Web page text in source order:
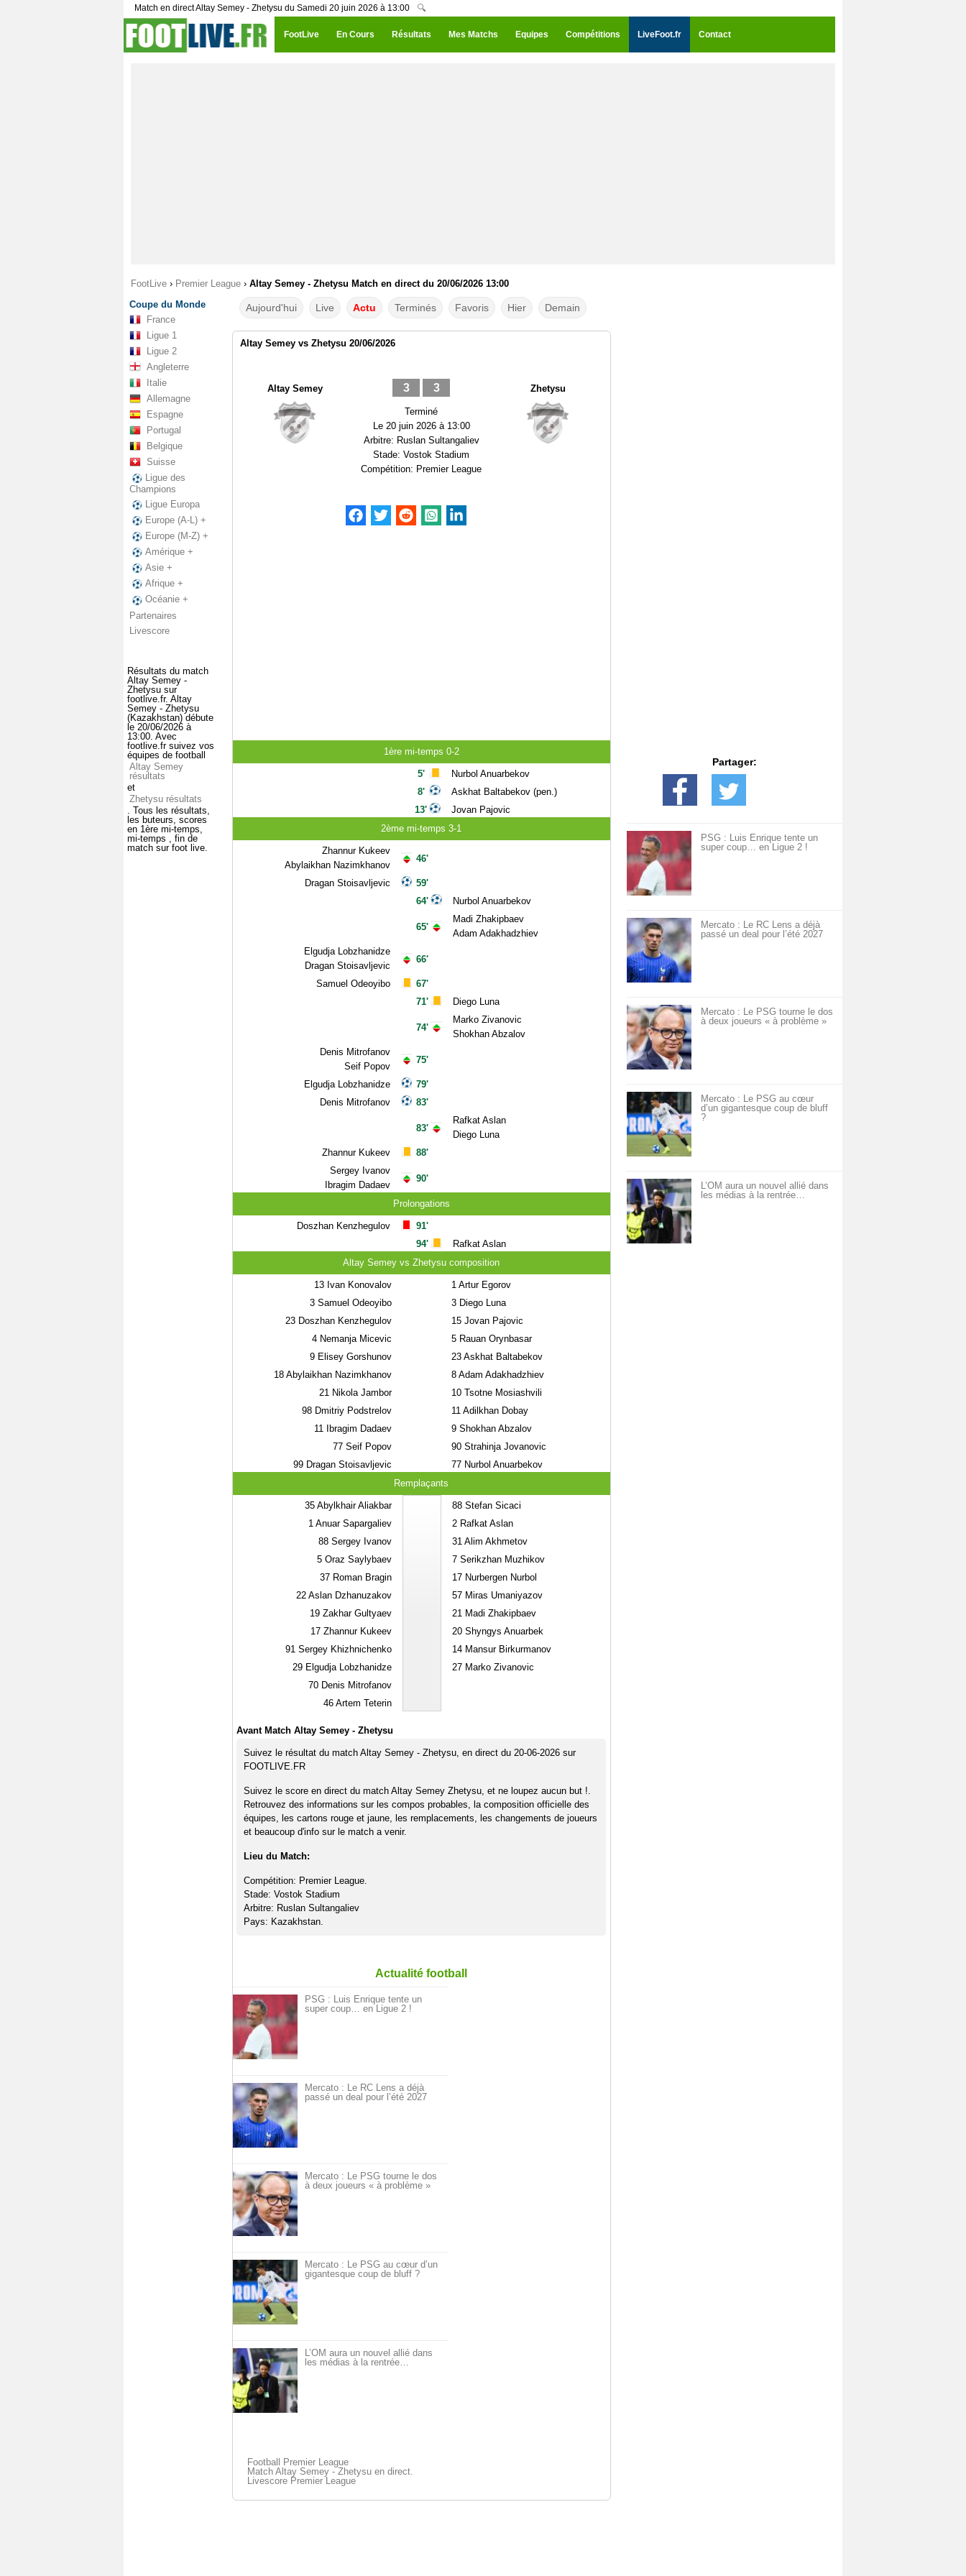
Match en direct Altay Semey - Zhetysu du Samedi 20 juin 2026 à 13:00 🔍
FootLive En Cours Résultats Mes Matchs Equipes Compétitions LiveFoot.fr Contact
FootLive › Premier League › Altay Semey - Zhetysu Match en direct du 20/06/2026 13:00
Coupe du Monde
France
Ligue 1
Ligue 2
Angleterre
Italie
Allemagne
Espagne
Portugal
Belgique
Suisse
Ligue des
Champions
Ligue Europa
Europe (A-L) +
Europe (M-Z) +
Amérique +
Asie +
Afrique +
Océanie +
Partenaires
Livescore
Résultats du match
Altay Semey -
Zhetysu sur
footlive.fr. Altay
Semey - Zhetysu
(Kazakhstan) débute
le 20/06/2026 à
13:00. Avec
footlive.fr suivez vos
équipes de football
Altay Semey
résultats
et
Zhetysu résultats
. Tous les résultats,
les buteurs, scores
en 1ère mi-temps,
mi-temps , fin de
match sur foot live.
Aujourd'hui Live Actu Terminés Favoris Hier Demain
Altay Semey vs Zhetysu 20/06/2026
Altay Semey 3 3
Terminé
Le 20 juin 2026 à 13:00
Arbitre: Ruslan Sultangaliev
Stade: Vostok Stadium
Compétition: Premier League
Zhetysu
1ère mi-temps 0-2
5'
8'
13'
Nurbol Anuarbekov
Askhat Baltabekov (pen.)
Jovan Pajovic
2ème mi-temps 3-1
Zhannur Kukeev
Abylaikhan Nazimkhanov
Dragan Stoisavljevic
Elgudja Lobzhanidze
Dragan Stoisavljevic
Samuel Odeoyibo
Denis Mitrofanov
Seif Popov
Elgudja Lobzhanidze
Denis Mitrofanov
Zhannur Kukeev
Sergey Ivanov
Ibragim Dadaev
46'
59'
64'
65'
66'
67'
71'
74'
75'
79'
83'
83'
88'
90'
Nurbol Anuarbekov
Madi Zhakipbaev
Adam Adakhadzhiev
Diego Luna
Marko Zivanovic
Shokhan Abzalov
Rafkat Aslan
Diego Luna
Prolongations
Doszhan Kenzhegulov
91'
94'
Rafkat Aslan
Altay Semey vs Zhetysu composition
13Ivan Konovalov
3Samuel Odeoyibo
23Doszhan Kenzhegulov
4Nemanja Micevic
9Elisey Gorshunov
18Abylaikhan Nazimkhanov
21Nikola Jambor
98Dmitriy Podstrelov
11Ibragim Dadaev
77Seif Popov
99Dragan Stoisavljevic
1Artur Egorov
3Diego Luna
15Jovan Pajovic
5Rauan Orynbasar
23Askhat Baltabekov
8Adam Adakhadzhiev
10Tsotne Mosiashvili
11Adilkhan Dobay
9Shokhan Abzalov
90Strahinja Jovanovic
77Nurbol Anuarbekov
Remplaçants
35Abylkhair Aliakbar
1Anuar Sapargaliev
88Sergey Ivanov
5Oraz Saylybaev
37Roman Bragin
22Aslan Dzhanuzakov
19Zakhar Gultyaev
17Zhannur Kukeev
91Sergey Khizhnichenko
29Elgudja Lobzhanidze
70Denis Mitrofanov
46Artem Teterin
88Stefan Sicaci
2Rafkat Aslan
31Alim Akhmetov
7Serikzhan Muzhikov
17Nurbergen Nurbol
57Miras Umaniyazov
21Madi Zhakipbaev
20Shyngys Anuarbek
14Mansur Birkurmanov
27Marko Zivanovic
Avant Match Altay Semey - Zhetysu
Suivez le résultat du match Altay Semey - Zhetysu, en direct du 20-06-2026 sur
FOOTLIVE.FR
Suivez le score en direct du match Altay Semey Zhetysu, et ne loupez aucun but !.
Retrouvez des informations sur les compos probables, la composition officielle des
équipes, les cartons rouge et jaune, les remplacements, les changements de joueurs
et beaucoup d'info sur le match a venir.
Lieu du Match:
Compétition: Premier League.
Stade: Vostok Stadium
Arbitre: Ruslan Sultangaliev
Pays: Kazakhstan.
Actualité football
PSG : Luis Enrique tente un
super coup… en Ligue 2 !
Mercato : Le RC Lens a déjà
passé un deal pour l’été 2027
Mercato : Le PSG tourne le dos
à deux joueurs « à problème »
Mercato : Le PSG au cœur d’un
gigantesque coup de bluff ?
L’OM aura un nouvel allié dans
les médias à la rentrée…
Football Premier League
Match Altay Semey - Zhetysu en direct.
Livescore Premier League
Partager:
PSG : Luis Enrique tente un
super coup… en Ligue 2 !
Mercato : Le RC Lens a déjà
passé un deal pour l’été 2027
Mercato : Le PSG tourne le dos
à deux joueurs « à problème »
Mercato : Le PSG au cœur
d’un gigantesque coup de bluff
?
L’OM aura un nouvel allié dans
les médias à la rentrée…